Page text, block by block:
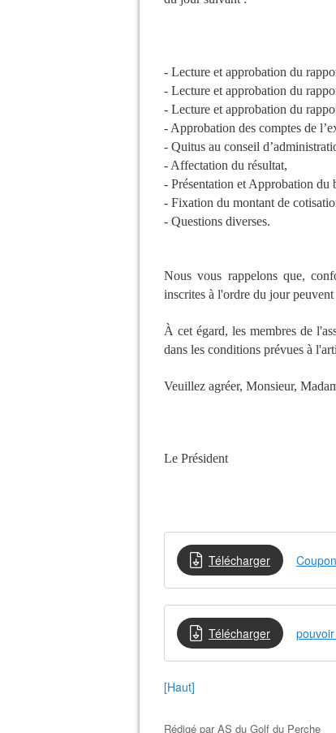
- Lecture et approbation du
- Lecture et approbation du
- Lecture et approbation du
- Approbation des comptes de
- Quitus au conseil
- Affectation du résultat,
- Présentation et Approbation du
- Fixation du montant de
- Questions diverses.
Nous vous rappelons que,
inscrites à l'ordre du jour peuvent
À cet égard, les membres de
dans les conditions prévues à
Veuillez agréer, Monsieur,
Le Président
Télécharger
Télécharger
[Haut]
Rédigé parAS du Golf du Perche